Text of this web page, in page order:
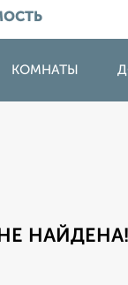
КОМНАТЫ
НАЙДЕНА!